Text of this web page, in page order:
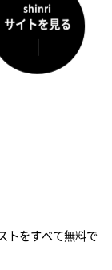
shinri
サイトを見る
トをすべて無料で